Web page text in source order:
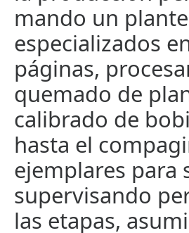
mando un
especializados
páginas,
quemado de
calibrado de
hasta el
ejemplares para
supervisando
las etapas,